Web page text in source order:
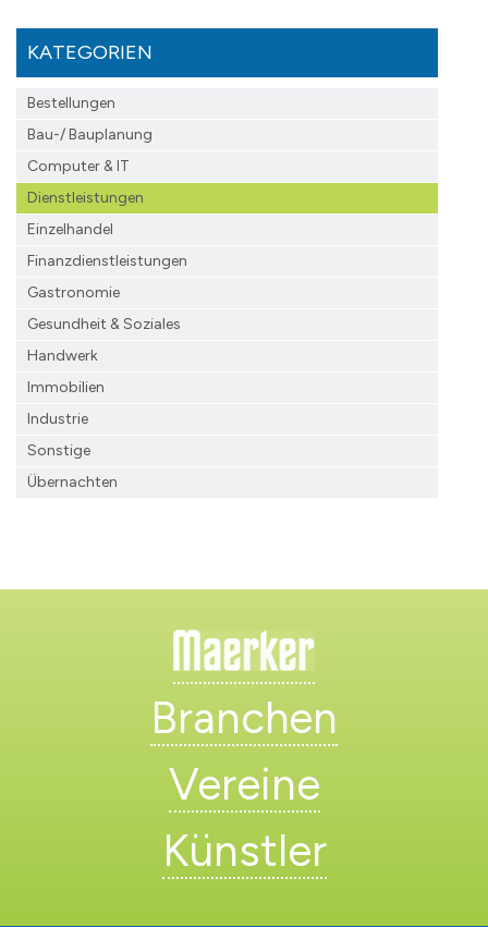
KATEGORIEN
Bestellungen
Bau-/ Bauplanung
Computer & IT
Dienstleistungen
Einzelhandel
Finanzdienst­leistungen
Gastronomie
Gesundheit & Soziales
Handwerk
Immobilien
Industrie
Sonstige
Übernachten
Branchen
Vereine
Künstler